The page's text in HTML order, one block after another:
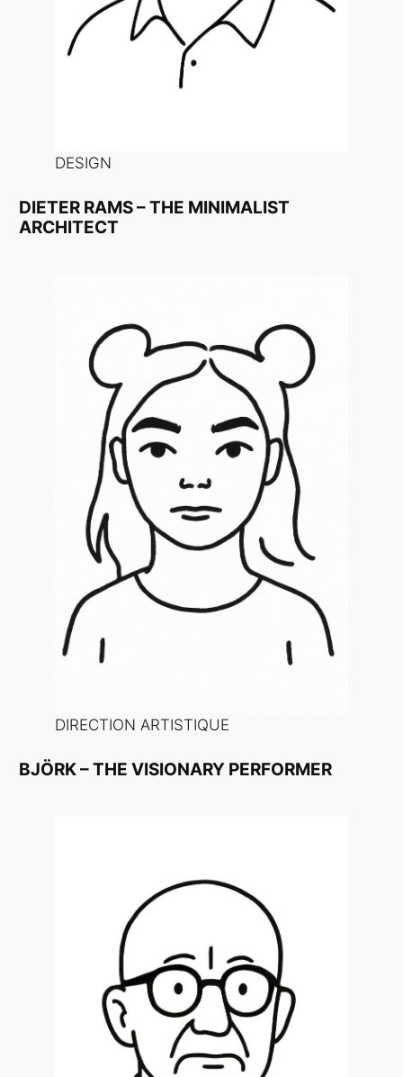
DESIGN
DIETER RAMS – THE MINIMALIST
ARCHITECT
DIRECTION ARTISTIQUE
BJÖRK – THE VISIONARY PERFORMER